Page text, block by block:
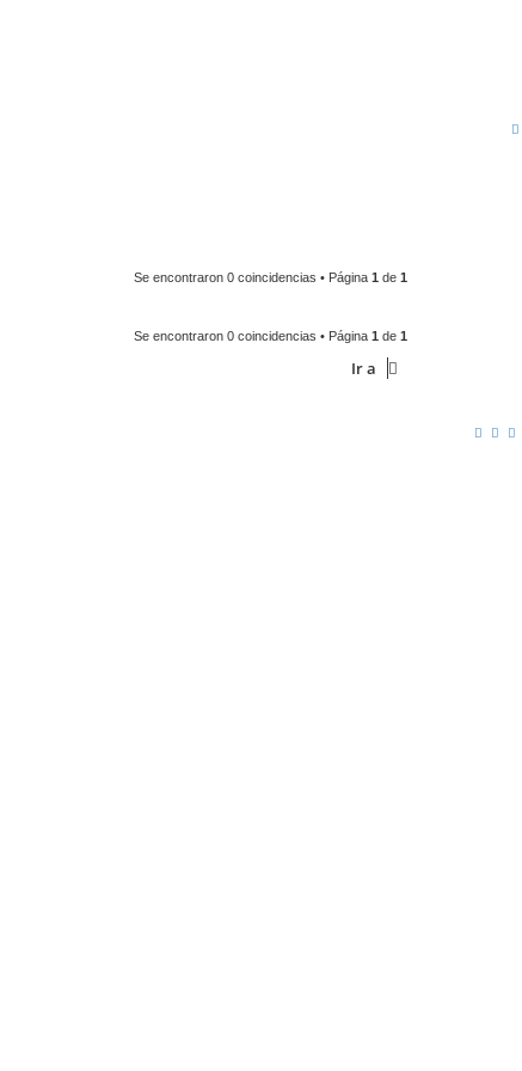
Se encontraron 0 coincidencias • Página 1 de 1
Se encontraron 0 coincidencias • Página 1 de 1
Ir a